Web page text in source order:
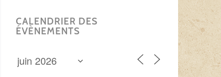
CALENDRIER DES
ÉVÈNEMENTS